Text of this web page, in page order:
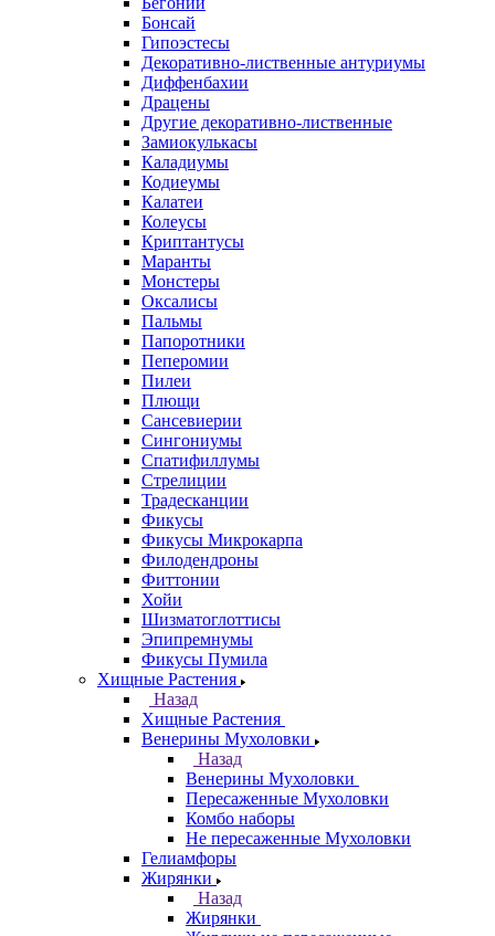
Бонсай
Гипоэстесы
Декоративно-лиственные антуриумы
Диффенбахии
Драцены
Другие декоративно-лиственные
Замиокулькасы
Каладиумы
Кодиеумы
Калатеи
Колеусы
Криптантусы
Маранты
Монстеры
Оксалисы
Пальмы
Папоротники
Пеперомии
Пилеи
Плющи
Сансевиерии
Сингониумы
Спатифиллумы
Стрелиции
Традесканции
Фикусы
Фикусы Микрокарпа
Филодендроны
Фиттонии
Хойи
Шизматоглоттисы
Эпипремнумы
Фикусы Пумила
Хищные Растения
Назад
Хищные Растения
Венерины Мухоловки
Назад
Венерины Мухоловки
Пересаженные Мухоловки
Комбо наборы
Не пересаженные Мухоловки
Гелиамфоры
Жирянки
Назад
Жирянки